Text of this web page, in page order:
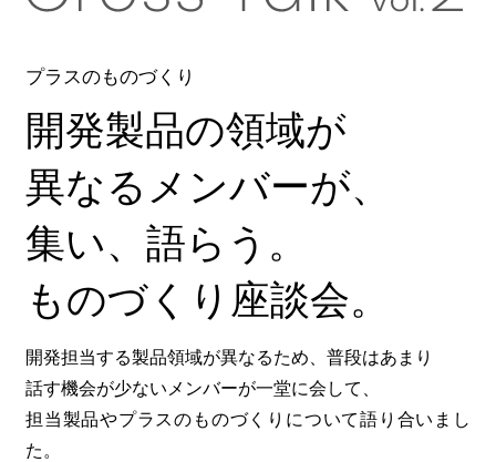
プラスのものづくり
開発製品の領域が
異なるメンバーが、
集い、語らう。
ものづくり座談会。
開発担当する製品領域が異なるため、普段はあまり
話す機会が少ないメンバーが一堂に会して、
担当製品やプラスのものづくりについて語り合いまし
た。